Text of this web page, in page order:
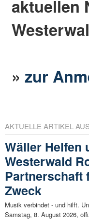
aktuellen
»zur
AKTUELLE ARTIKEL
Wäller Helfen
Westerwald
Partnerschaft
Zweck
Musik verbindet - und hilft.
Samstag, 8. August 2026,